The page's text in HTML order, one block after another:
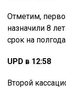
Отметим,
назначили 8
срок на полгода.
UPD в 12:58
Второй